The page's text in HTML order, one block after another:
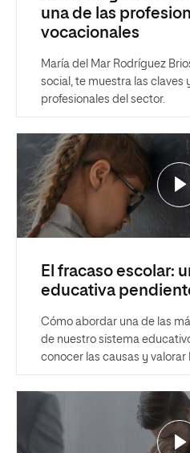
una de las
vocacionales
María del Mar Rodríguez
social, te muestra las claves
profesionales del sector.
El fracaso escolar:
educativa
Cómo abordar una de las
de nuestro sistema
conocer las causas y